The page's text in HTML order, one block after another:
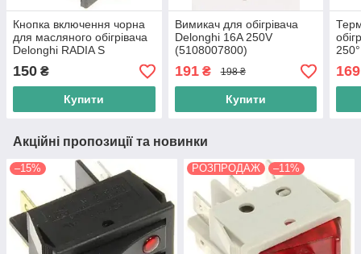
Кнопка включення чорна
для масляного обігрівача
Delonghi RADIA S
(5118510111)
150 ₴
Купити
Вимикач для обігрівача
Delonghi 16A 250V
(5108007800)
191₴ 198 ₴
Купити
169
Акційні пропозиції та новинки
–15% РОЗПРОДАЖ –11%